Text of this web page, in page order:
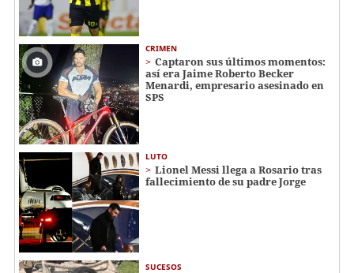
CRIMEN
Captaron sus últimos momentos:
así era Jaime Roberto Becker
Menardi​​​, empresario asesinado en
SPS
LUTO
Lionel Messi llega a Rosario tras
fallecimiento de su padre Jorge
SUCESOS